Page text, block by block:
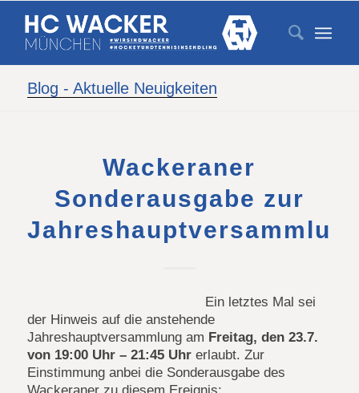
Blog - Aktuelle Neuigkeiten
Wackeraner
Sonderausgabe zur
Ein letztes Mal sei
der Hinweis auf die anstehende
Jahreshauptversammlung am Freitag, den 23.7.
von 19:00 Uhr – 21:45 Uhrerlaubt. Zur
Einstimmung anbei die Sonderausgabe des